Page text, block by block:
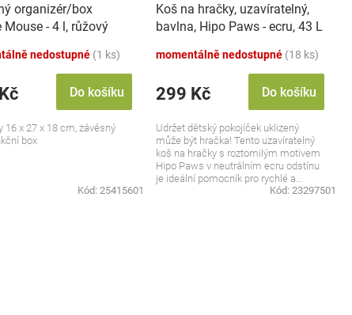
organizér/box
Mouse - 4 l, růžový
nedostupné (1 ks)
Do košíku
16 x 27 x 18 cm, závěsný
box
Kód: 25415601
Koš na hračky, uzavíratelný,
bavlna, Hipo Paws - ecru, 43 L
momentálně nedostupné (18 ks)
299 Kč Do košíku
Udržet dětský pokojíček uklizený
může být hračka! Tento uzavíratelný
koš na hračky s roztomilým motivem
Hipo Paws v neutrálním ecru odstínu
je ideální pomocník pro rychlé a...
Kód: 23297501